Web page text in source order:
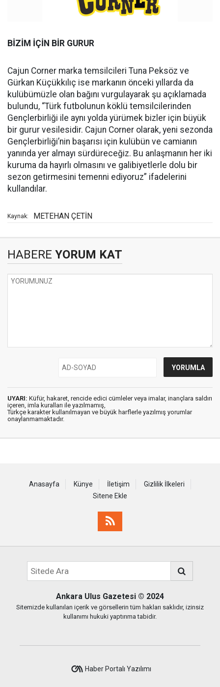
BİZİM İÇİN BİR GURUR
Cajun Corner marka temsilcileri Tuna Peksöz ve
Gürkan Küçükkılıç ise markanın önceki yıllarda da
kulübümüzle olan bağını vurgulayarak şu açıklamada
bulundu, “Türk futbolunun köklü temsilcilerinden
Gençlerbirliği ile aynı yolda yürümek bizler için büyük
bir gurur vesilesidir. Cajun Corner olarak, yeni sezonda
Gençlerbirliği’nin başarısı için kulübün ve camianın
yanında yer almayı sürdüreceğiz. Bu anlaşmanın her iki
kuruma da hayırlı olmasını ve galibiyetlerle dolu bir
sezon getirmesini temenni ediyoruz” ifadelerini
kullandılar.
Kaynak: METEHAN ÇETİN
HABERE YORUM KAT
UYARI: Küfür, hakaret, rencide edici cümleler veya imalar, inançlara saldırı
içeren, imla kuralları ile yazılmamış,
Türkçe karakter kullanılmayan ve büyük harflerle yazılmış yorumlar
onaylanmamaktadır.
Anasayfa Künye İletişim
Gizlilik İlkeleri
Sitene Ekle
Ankara Ulus Gazetesi © 2024
Sitemizde kullanılan içerik ve görsellerin tüm hakları saklıdır, izinsiz
kullanımı hukuki yaptırıma tabidir.
Haber Portalı Yazılımı